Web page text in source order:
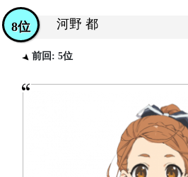
河野 都
8位
前回: 5位